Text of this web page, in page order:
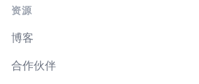
资源
博客
合作伙伴